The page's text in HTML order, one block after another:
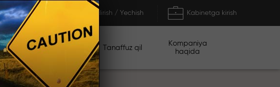
platformasi To'ldirish / Yechish Kabinetga kirish
Promoaksiyalar Tanaffuz qil
Kompaniya
haqida